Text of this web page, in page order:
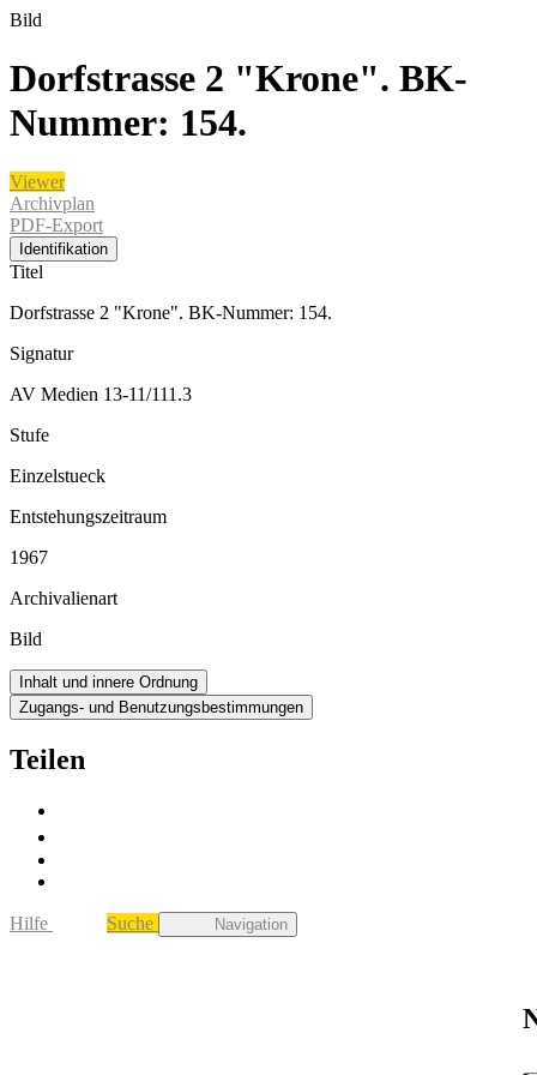
Bild
Dorfstrasse 2 "Krone". BK-
Nummer: 154.
Viewer
Archivplan
PDF-Export
Identifikation
Titel
Dorfstrasse 2 "Krone". BK-Nummer: 154.
Signatur
AV Medien 13-11/111.3
Stufe
Einzelstueck
Entstehungszeitraum
1967
Archivalienart
Bild
Inhalt und innere Ordnung
Zugangs- und Benutzungsbestimmungen
Teilen
Hilfe Suche Navigation